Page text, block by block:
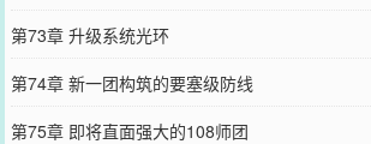
第73章 升级系统光环
第74章 新一团构筑的要塞级防线
第75章 即将直面强大的108师团